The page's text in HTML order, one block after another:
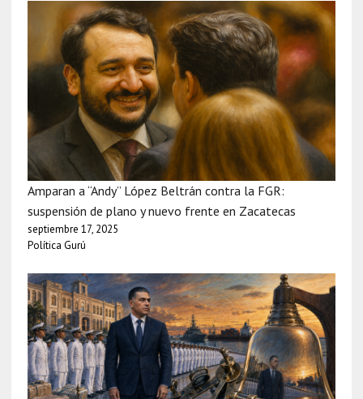
Amparan a “Andy” López Beltrán contra la FGR:
suspensión de plano y nuevo frente en Zacatecas
septiembre 17, 2025
Política Gurú